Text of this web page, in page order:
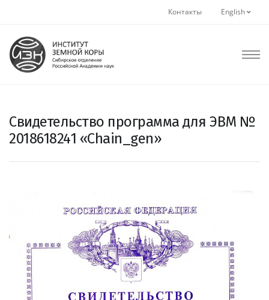
Контакты English
Свидетельство программа для ЭВМ №
2018618241 «Chain_gen»